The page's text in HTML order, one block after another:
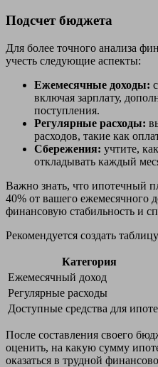
Подсчет бюджета
Для более точного анализа
учесть следующие аспекты:
Ежемесячные доходы:
включая зарплату,
поступления.
Регулярные расходы:
расходов, такие как
Сбережения: учтите,
откладывать каждый
Важно знать, что ипотечный
40% от вашего ежемесячного
финансовую стабильность и
Рекомендуется создать
Категория
Ежемесячный доход
Регулярные расходы
Доступные средства для
После составления своего
оценить, на какую сумму
оказаться в трудной